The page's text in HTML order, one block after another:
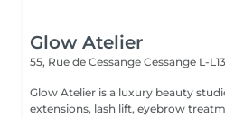
Glow Atelier
55, Rue de Cessange Cessange L-
Glow Atelier is a luxury beauty
extensions, lash lift, eyebrow